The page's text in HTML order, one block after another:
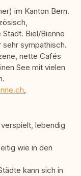
im Kanton Bern.
Biel/Bienne
sehr sympathisch.
nette Cafés
See mit vielen
,
lebendig
wie in den
kann sich in